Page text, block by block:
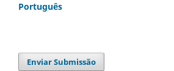
Português
Enviar Submissão